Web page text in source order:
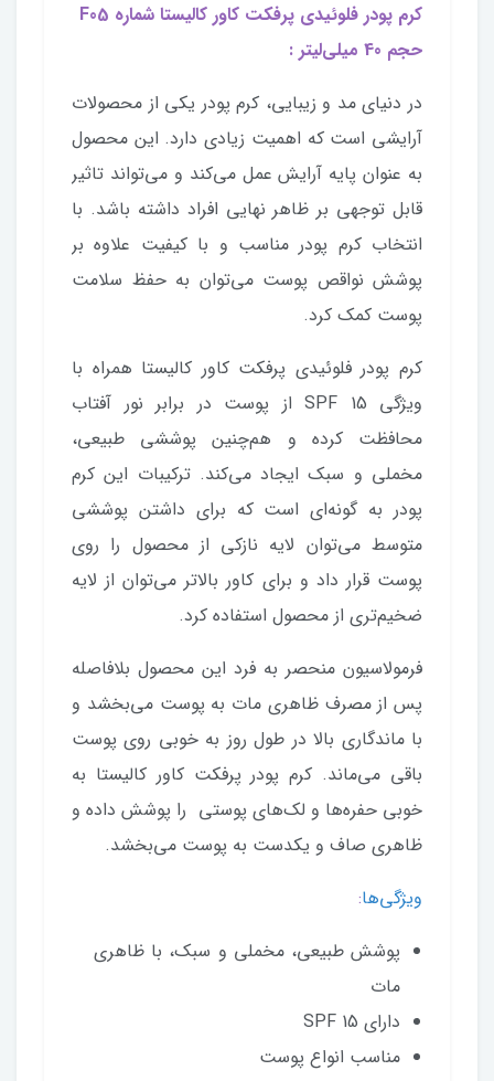
کرم پودر فلوئیدی پرفکت کاور کالیستا شماره F05
حجم 40 میلی‌لیتر :
در دنیای مد و زیبایی، کرم پودر یکی از محصولات
آرایشی است که اهمیت زیادی دارد. این محصول
به عنوان پایه آرایش عمل می‌کند و می‌تواند تاثیر
قابل توجهی بر ظاهر نهایی افراد داشته باشد. با
انتخاب کرم پودر مناسب و با کیفیت علاوه بر
پوشش نواقص پوست می‌توان به حفظ سلامت
پوست کمک کرد.
کرم پودر فلوئیدی پرفکت کاور کالیستا همراه با
ویژگی SPF 15 از پوست در برابر نور آفتاب
محافظت کرده و هم‌چنین پوششی طبیعی،
مخملی و سبک ایجاد می‌کند. ترکیبات این کرم
پودر به گونه‌ای است که برای داشتن پوششی
متوسط می‌توان لایه نازکی از محصول را روی
پوست قرار داد و برای کاور بالاتر می‌توان از لایه
ضخیم‌تری از محصول استفاده کرد.
فرمولاسیون منحصر به فرد این محصول بلافاصله
پس از مصرف ظاهری مات به پوست می‌بخشد و
با ماندگاری بالا در طول روز به خوبی روی پوست
باقی می‌ماند. کرم پودر پرفکت کاور کالیستا به
خوبی حفره‌ها و لک‌های پوستی را پوشش داده و
ظاهری صاف و یکدست به پوست می‌بخشد.
ویژگی‌ها:
پوشش طبیعی، مخملی و سبک، با ظاهری
مات
دارای SPF 15
مناسب انواع پوست